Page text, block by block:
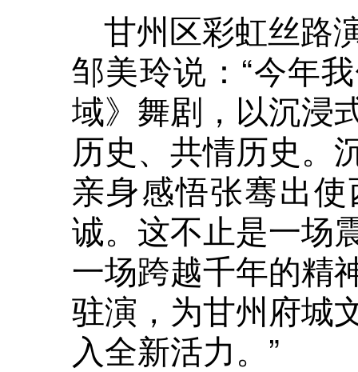
甘州区彩虹丝路
邹美玲说：“今年
域》舞剧，以沉浸
历史、共情历史。
亲身感悟张骞出
诚。这不止是一场
一场跨越千年的精
驻演，为甘州府城
入全新活力。”